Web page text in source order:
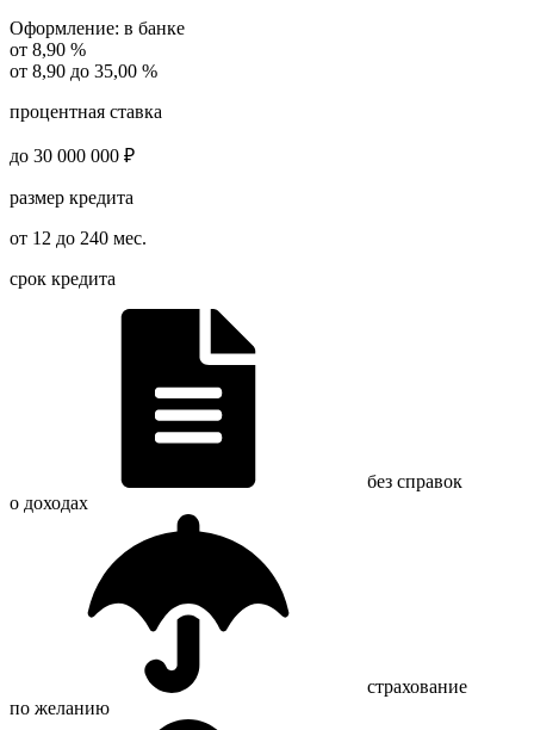
Оформление: в банке
от 8,90 %
от 8,90 до 35,00 %
процентная ставка
до 30 000 000 ₽
размер кредита
от 12 до 240 мес.
срок кредита
без справок
о доходах
страхование
по желанию